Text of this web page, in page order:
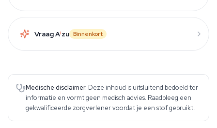
Vraag Aizu Binnenkort
Medische disclaimer. Deze inhoud is uitsluitend bedoeld ter
informatie en vormt geen medisch advies. Raadpleeg een
gekwalificeerde zorgverlener voordat je een stof gebruikt.